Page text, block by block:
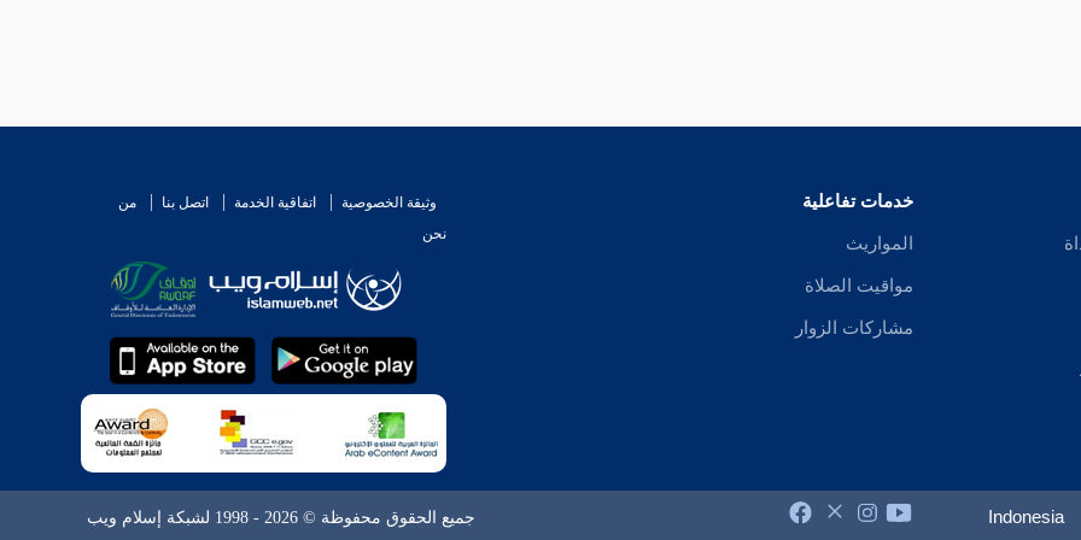
خدمات تفاعلية
المواريث
مواقيت الصلاة
مشاركات الزوار
وثيقة الخصوصية اتفاقية الخدمة اتصل بنا
من
نحن
Indonesia جميع الحقوق محفوظة © 2026 - 1998 لشبكة إسلام ويب